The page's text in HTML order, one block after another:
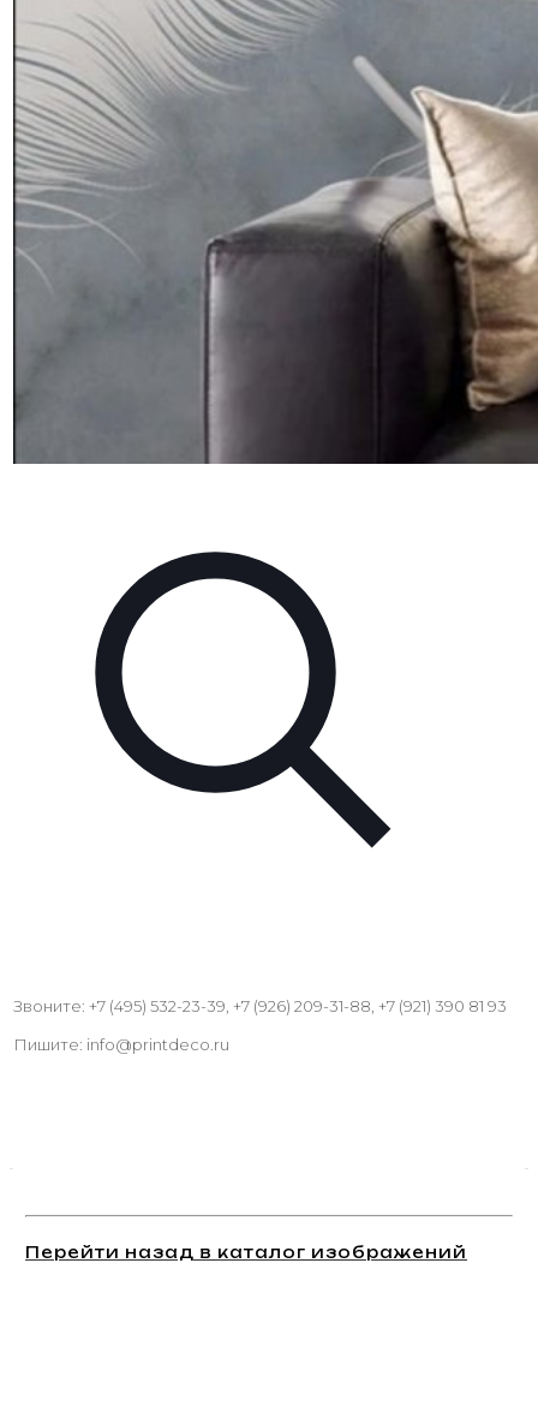
Звоните: +7 (495) 532-23-39, +7 (926) 209-31-88, +7 (921) 390 81 93
Пишите: info@printdeco.ru
Перейти назад в каталог изображений